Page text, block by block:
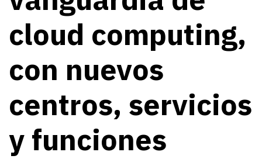
cloud computing,
con nuevos
centros, servicios
y funciones